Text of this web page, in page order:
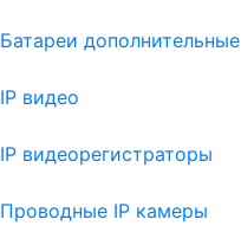
Батареи дополнительные
IP видео
IP видеорегистраторы
Проводные IP камеры